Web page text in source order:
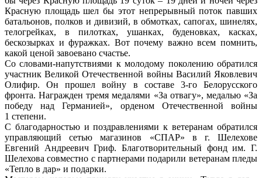
Красную площадь шел бы этот непрерывный поток павших
батальонов, полков и дивизий, в обмотках, сапогах, шинелях,
телогрейках, в пилотках, ушанках, буденовках, касках,
бескозырках и фуражках. Вот почему важно всем помнить,
какой ценой завоевано счастье.
Со словами-напутствиями к молодому поколению обратился
участник Великой Отечественной войны Василий Яковлевич
Олифир. Он прошел войну в составе 3-го Белорусского
фронта. Награжден тремя медалями «За отвагу», медалью «За
победу над Германией», орденом Отечественной войны
1 степени.
С благодарностью и поздравлениями к ветеранам обратился
управляющий сетью магазинов «СПАР» в г. Шелехове
Евгений Андреевич Гриф. Благотворительный фонд им. Г.
Шелехова совместно с партнерами подарили ветеранам пледы
«Тепло в дар» и подарки.